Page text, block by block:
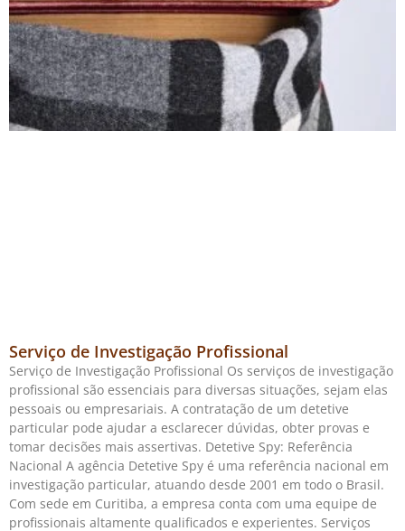
Serviço de Investigação Profissional
Serviço de Investigação Profissional Os serviços de investigação
profissional são essenciais para diversas situações, sejam elas
pessoais ou empresariais. A contratação de um detetive
particular pode ajudar a esclarecer dúvidas, obter provas e
tomar decisões mais assertivas. Detetive Spy: Referência
Nacional A agência Detetive Spy é uma referência nacional em
investigação particular, atuando desde 2001 em todo o Brasil.
Com sede em Curitiba, a empresa conta com uma equipe de
profissionais altamente qualificados e experientes. Serviços